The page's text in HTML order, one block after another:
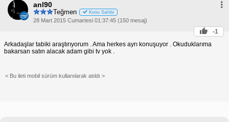
anl90
Teğmen Konu Sahibi
28 Mart 2015 Cumartesi 01:37:45 (150 mesaj)
-1
Arkadaşlar tabiki araştırıyorum . Ama herkes ayrı konuşuyor . Okuduklarıma
bakarsan satın alacak adam gibi tv yok .
< Bu ileti mobil sürüm kullanılarak atıldı >